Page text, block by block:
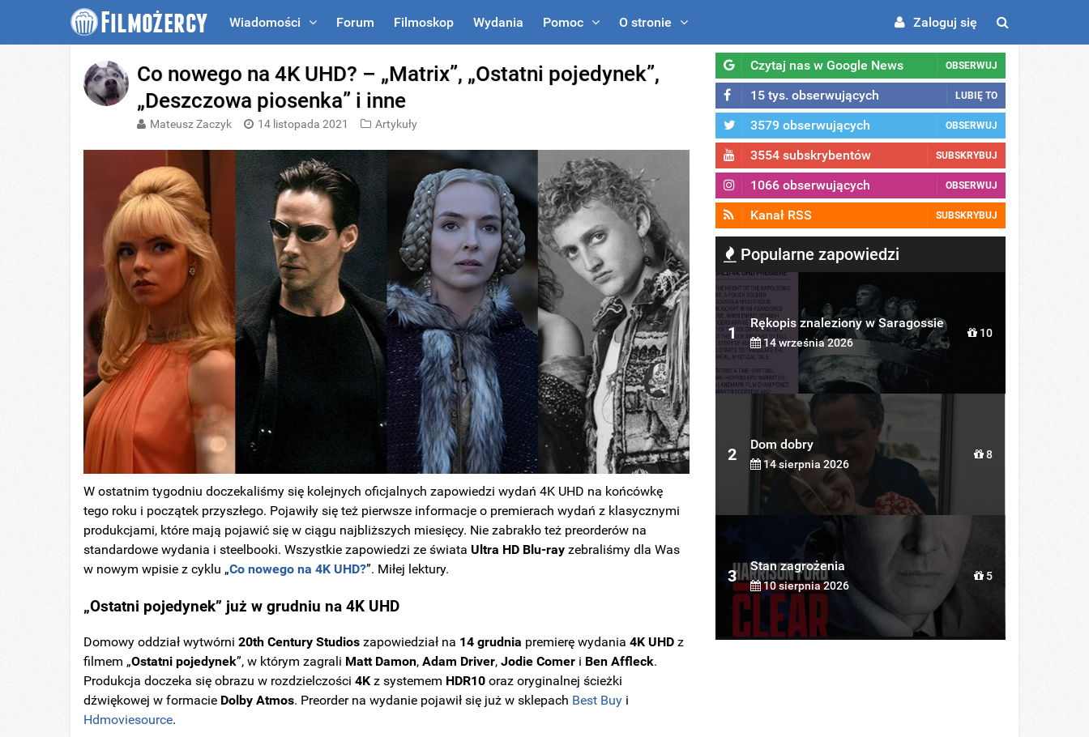
Wiadomości Forum Filmoskop Wydania Pomoc O stronie Zaloguj się
Co nowego na 4K UHD? – „Matrix”, „Ostatni pojedynek”,
„Deszczowa piosenka” i inne
Mateusz Zaczyk 14 listopada 2021 Artykuły
W ostatnim tygodniu doczekaliśmy się kolejnych oficjalnych zapowiedzi wydań 4K UHD na końcówkę
tego roku i początek przyszłego. Pojawiły się też pierwsze informacje o premierach wydań z klasycznymi
produkcjami, które mają pojawić się w ciągu najbliższych miesięcy. Nie zabrakło też preorderów na
standardowe wydania i steelbooki. Wszystkie zapowiedzi ze świataUltra HD Blu-ray zebraliśmy dla Was
w nowym wpisie z cyklu „Co nowego na 4K UHD?”. Miłej lektury.
„Ostatni pojedynek” już w grudniu na 4K UHD
Domowy oddział wytwórni20th Century Studios zapowiedział na 14 grudnia premierę wydania4K UHD z
filmem „Ostatni pojedynek”, w którym zagrali Matt Damon,Adam Driver,Jodie Comer i Ben Affleck.
Produkcja doczeka się obrazu w rozdzielczości4K z systemem HDR10 oraz oryginalnej ścieżki
dźwiękowej w formacie Dolby Atmos. Preorder na wydanie pojawił się już w sklepach Best Buy i
Hdmoviesource.
Czytaj nas w Google News OBSERWUJ
15 tys. obserwujących LUBIĘ TO
3579 obserwujących OBSERWUJ
3554 subskrybentów SUBSKRYBUJ
1066 obserwujących OBSERWUJ
Kanał RSS SUBSKRYBUJ
Popularne zapowiedzi
1
Rękopis znaleziony w Saragossie
14 września 2026
10
2
Dom dobry
14 sierpnia 2026
8
3
Stan zagrożenia
10 sierpnia 2026
5